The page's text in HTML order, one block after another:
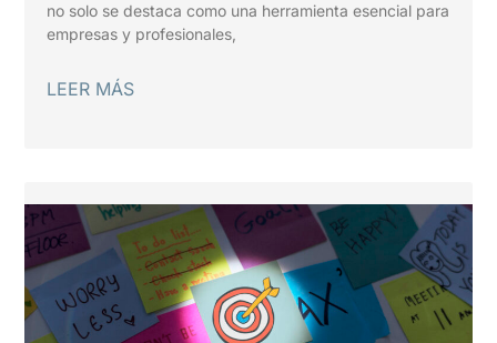
no solo se destaca como una herramienta esencial para
empresas y profesionales,
LEER MÁS